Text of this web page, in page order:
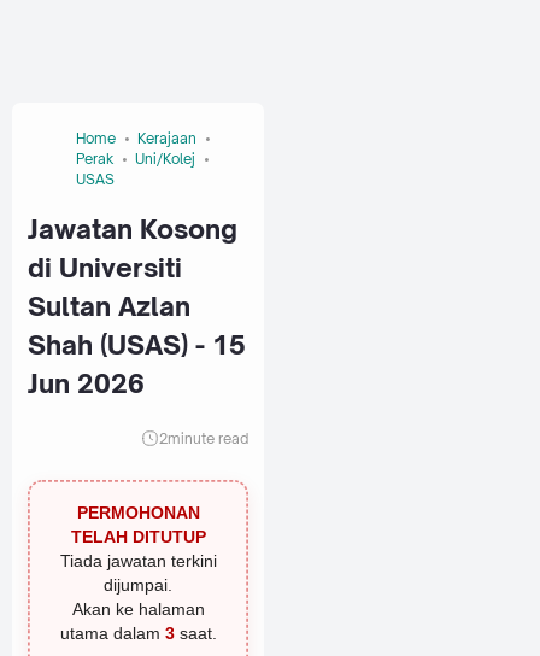
Home
Kerajaan
Perak
Uni/Kolej
USAS
Jawatan Kosong
di Universiti
Sultan Azlan
Shah (USAS) - 15
Jun 2026
2minute read
PERMOHONAN
TELAH DITUTUP
Tiada jawatan terkini
dijumpai.
Akan ke halaman
utama dalam 2saat.